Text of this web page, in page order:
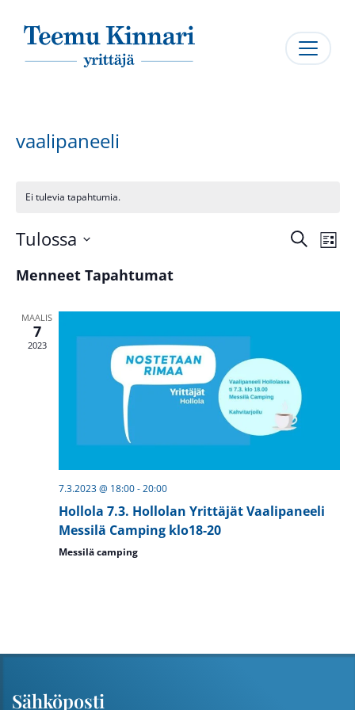
Päävalikko
vaalipaneeli
Ei tulevia tapahtumia.
Views
Hae Lista
Tulossa
päivämäärä.
Menneet Tapahtumat
MAALIS
7
2023
7.3.2023 @ 18:00-20:00
Hollola 7.3. Hollolan Yrittäjät Vaalipaneeli
Messilä Camping klo18-20
Messilä camping
Sähköposti